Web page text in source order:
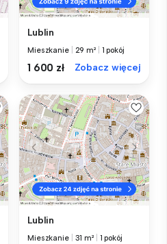
Lublin
Mieszkanie 29 m² 1 pokój
1 600 zł Zobacz więcej
Lublin
Mieszkanie 31 m² 1 pokój